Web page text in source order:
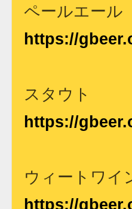
ペールエール
https://
スタウト
https://
ウィートワイ
https://